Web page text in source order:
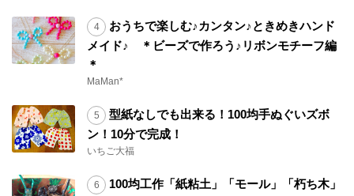
おうちで楽しむ♪カンタン♪ときめきハンド
メイド♪ ＊ビーズで作ろう♪リボンモチーフ編
＊
MaMan*
型紙なしでも出来る！100均手ぬぐいズボ
ン！10分で完成！
いちご大福
100均工作「紙粘土」「モール」「朽ち木」